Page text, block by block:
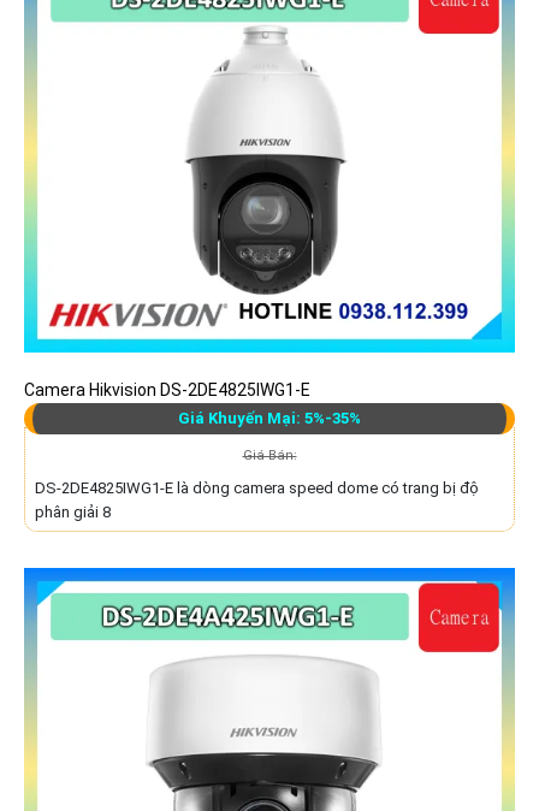
Camera Hikvision DS-2DE4825IWG1-E
Giá Khuyến Mại: 5%-35%
Giá Bán:
DS-2DE4825IWG1-E là dòng camera speed dome có trang bị độ
phân giải 8